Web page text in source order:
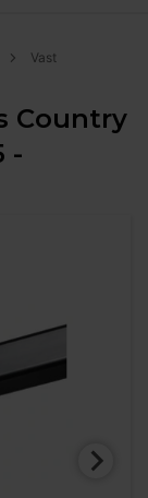
Vast
Country
-